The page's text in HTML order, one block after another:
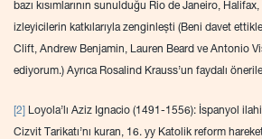
bazı kısımlarının sunulduğu Rio de Janeiro,
izleyicilerin katkılarıyla zenginleşti (Beni davet
Clift, Andrew Benjamin, Lauren Beard ve Antonio
ediyorum.) Ayrıca Rosalind Krauss’un faydalı
[2]
Loyola’lı Aziz Ignacio (1491-1556): İspanyol
Cizvit Tarikatı’nı kuran, 16. yy Katolik reform